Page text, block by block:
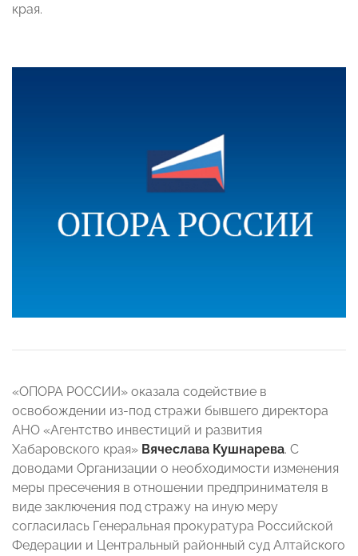
края.
«ОПОРА РОССИИ» оказала содействие в
освобождении из-под стражи бывшего директора
АНО «Агентство инвестиций и развития
Хабаровского края» Вячеслава Кушнарева. С
доводами Организации о необходимости изменения
меры пресечения в отношении предпринимателя в
виде заключения под стражу на иную меру
согласилась Генеральная прокуратура Российской
Федерации и Центральный районный суд Алтайского